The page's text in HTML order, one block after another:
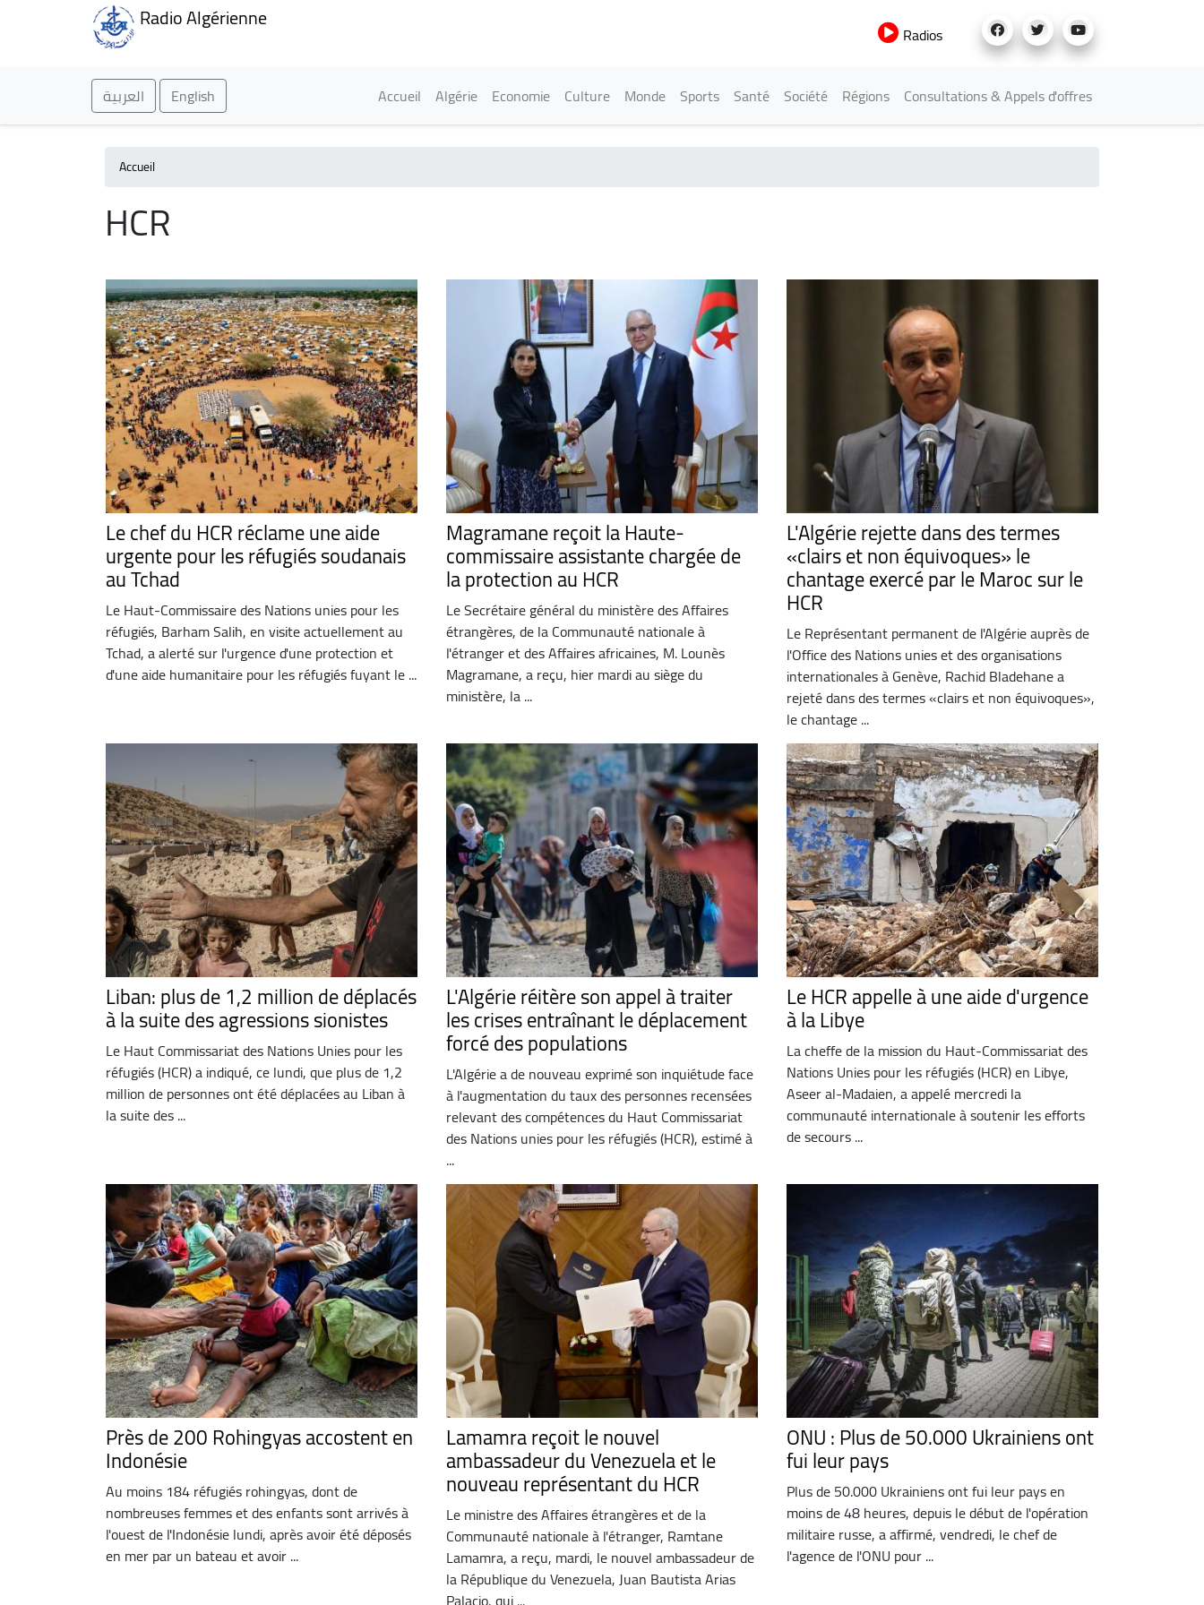
Radio Algérienne
Radios
العربية English Main navigation
Accueil Algérie Economie Culture Monde Sports Santé Société Régions Consultations & Appels d'offres
Accueil
HCR
Le chef du HCR réclame une aide
urgente pour les réfugiés soudanais
au Tchad
Le Haut-Commissaire des Nations unies pour les
réfugiés, Barham Salih, en visite actuellement au
Tchad, a alerté sur l'urgence d'une protection et
d'une aide humanitaire pour les réfugiés fuyant le ...
Magramane reçoit la Haute-
commissaire assistante chargée de
la protection au HCR
Le Secrétaire général du ministère des Affaires
étrangères, de la Communauté nationale à
l'étranger et des Affaires africaines, M. Lounès
Magramane, a reçu, hier mardi au siège du
ministère, la ...
L'Algérie rejette dans des termes
«clairs et non équivoques» le
chantage exercé par le Maroc sur le
HCR
Le Représentant permanent de l'Algérie auprès de
l'Office des Nations unies et des organisations
internationales à Genève, Rachid Bladehane a
rejeté dans des termes «clairs et non équivoques»,
le chantage ...
Liban: plus de 1,2 million de déplacés
à la suite des agressions sionistes
Le Haut Commissariat des Nations Unies pour les
réfugiés (HCR) a indiqué, ce lundi, que plus de 1,2
million de personnes ont été déplacées au Liban à
la suite des ...
L'Algérie réitère son appel à traiter
les crises entraînant le déplacement
forcé des populations
L'Algérie a de nouveau exprimé son inquiétude face
à l'augmentation du taux des personnes recensées
relevant des compétences du Haut Commissariat
des Nations unies pour les réfugiés (HCR), estimé à
...
Le HCR appelle à une aide d'urgence
à la Libye
La cheffe de la mission du Haut-Commissariat des
Nations Unies pour les réfugiés (HCR) en Libye,
Aseer al-Madaien, a appelé mercredi la
communauté internationale à soutenir les efforts
de secours ...
Près de 200 Rohingyas accostent en
Indonésie
Au moins 184 réfugiés rohingyas, dont de
nombreuses femmes et des enfants sont arrivés à
l'ouest de l'Indonésie lundi, après avoir été déposés
en mer par un bateau et avoir ...
Lamamra reçoit le nouvel
ambassadeur du Venezuela et le
nouveau représentant du HCR
Le ministre des Affaires étrangères et de la
Communauté nationale à l'étranger, Ramtane
Lamamra, a reçu, mardi, le nouvel ambassadeur de
la République du Venezuela, Juan Bautista Arias
ONU : Plus de 50.000 Ukrainiens ont
fui leur pays
Plus de 50.000 Ukrainiens ont fui leur pays en
moins de 48 heures, depuis le début de l'opération
militaire russe, a affirmé, vendredi, le chef de
l'agence de l'ONU pour ...